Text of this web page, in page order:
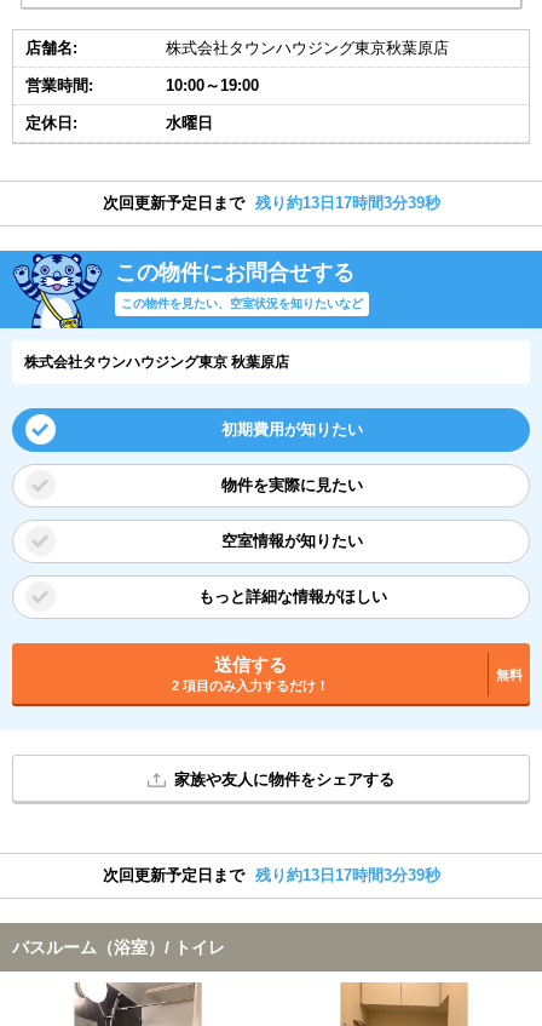
店舗名: 株式会社タウンハウジング東京秋葉原店
営業時間: 10:00～19:00
定休日: 水曜日
次回更新予定日まで 残り約13日17時間3分38秒
この物件にお問合せする
この物件を見たい、空室状況を知りたいなど
株式会社タウンハウジング東京 秋葉原店
初期費用が知りたい
物件を実際に見たい
空室情報が知りたい
もっと詳細な情報がほしい
送信する
2 項目のみ入力するだけ！
無料
家族や友人に物件をシェアする
次回更新予定日まで 残り約13日17時間3分38秒
バスルーム（浴室）/ トイレ